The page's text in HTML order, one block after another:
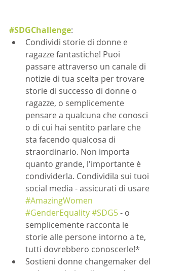
#SDGChallenge:
Condividi storie di donne e
ragazze fantastiche! Puoi
passare attraverso un canale di
notizie di tua scelta per trovare
storie di successo di donne o
ragazze, o semplicemente
pensare a qualcuna che conosci
o di cui hai sentito parlare che
sta facendo qualcosa di
straordinario. Non importa
quanto grande, l'importante è
condividerla. Condividila sui tuoi
social media - assicurati di usare
#AmazingWomen
#GenderEquality#SDG5 - o
semplicemente racconta le
storie alle persone intorno a te,
tutti dovrebbero conoscerle!*
Sostieni donne changemaker del